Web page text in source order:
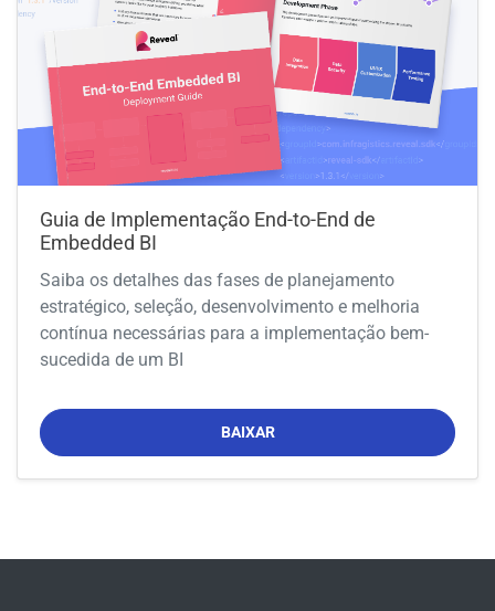
Guia de Implementação End-to-End de
Embedded BI
Saiba os detalhes das fases de planejamento
estratégico, seleção, desenvolvimento e melhoria
contínua necessárias para a implementação bem-
sucedida de um BI
BAIXAR